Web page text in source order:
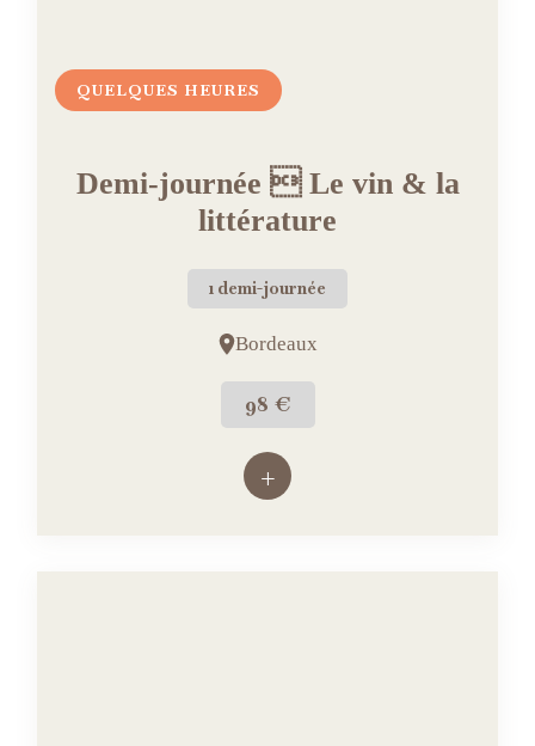
QUELQUES HEURES
Demi-journée  Le vin & la
littérature
1 demi-journée
Bordeaux
98 €
+